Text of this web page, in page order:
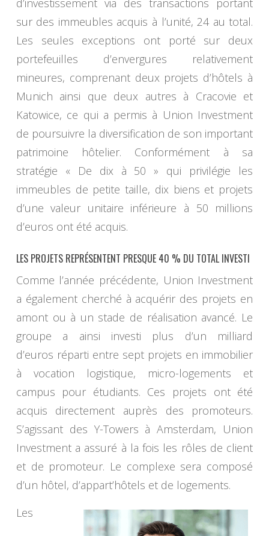
d’investissement via des transactions portant
sur des immeubles acquis à l’unité, 24 au total.
Les seules exceptions ont porté sur deux
portefeuilles d’envergures relativement
mineures, comprenant deux projets d’hôtels à
Munich ainsi que deux autres à Cracovie et
Katowice, ce qui a permis à Union Investment
de poursuivre la diversification de son important
patrimoine hôtelier. Conformément à sa
stratégie « De dix à 50 » qui privilégie les
immeubles de petite taille, dix biens et projets
d’une valeur unitaire inférieure à 50 millions
d’euros ont été acquis.
LES PROJETS REPRÉSENTENT PRESQUE 40 % DU TOTAL INVESTI
Comme l’année précédente, Union Investment
a également cherché à acquérir des projets en
amont ou à un stade de réalisation avancé. Le
groupe a ainsi investi plus d’un milliard
d’euros réparti entre sept projets en immobilier
à vocation logistique, micro-logements et
campus pour étudiants. Ces projets ont été
acquis directement auprès des promoteurs.
S’agissant des Y-Towers à Amsterdam, Union
Investment a assuré à la fois les rôles de client
et de promoteur. Le complexe sera composé
d’un hôtel, d’appart’hôtels et de logements.
Les